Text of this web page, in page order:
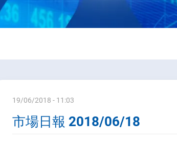
19/06/2018 - 11:03
市場日報 2018/06/18